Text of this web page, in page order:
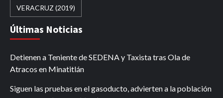
VERACRUZ (2019)
Últimas Noticias
Detienen a Teniente de SEDENA y Taxista tras Ola de
Atracos en Minatitlán
Siguen las pruebas en el gasoducto, advierten a la población